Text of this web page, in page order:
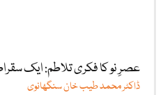
عصرِ نو کا فکری تلاطم: ایک
ڈاکٹر محمد طیب خان سنگھانوی